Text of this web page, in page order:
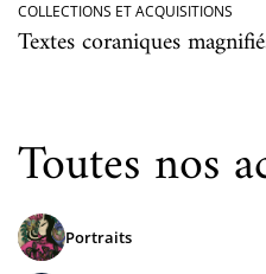
COLLECTIONS ET ACQUISITIONS
Textes coraniques
Toutes nos
Portraits